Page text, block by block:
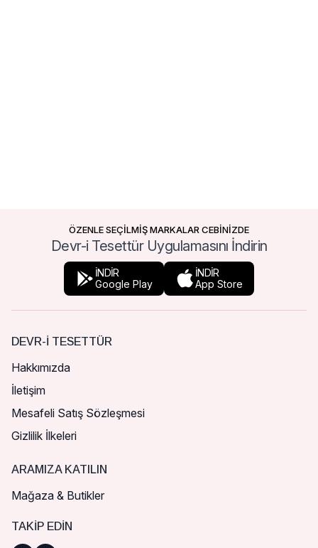
ÖZENLE SEÇİLMİŞ MARKALAR CEBİNİZDE
Devr-i Tesettür Uygulamasını İndirin
İNDİR
Google Play
İNDİR
App Store
DEVR-I TESETTÜR
Hakkımızda
İletişim
Mesafeli Satış Sözleşmesi
Gizlilik İlkeleri
ARAMIZA KATILIN
Mağaza & Butikler
TAKIP EDIN